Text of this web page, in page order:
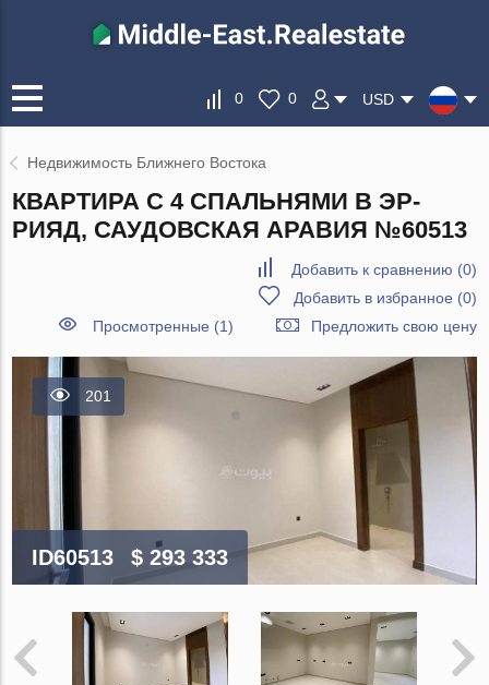
0 0 USD
Недвижимость Ближнего Востока
КВАРТИРА С 4 СПАЛЬНЯМИ В ЭР-
РИЯД, САУДОВСКАЯ АРАВИЯ №60513
Добавить к сравнению (0)
Добавить в избранное (0)
Просмотренные (1)
Предложить свою цену
201
ID60513 $ 293 333